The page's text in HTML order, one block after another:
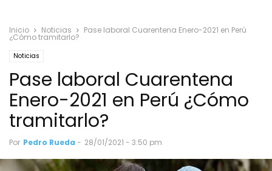
Inicio Noticias Pase laboral Cuarentena Enero-2021 en Perú
¿Cómo tramitarlo?
Noticias
Pase laboral Cuarentena
Enero-2021 en Perú ¿Cómo
tramitarlo?
Por Pedro Rueda - 28/01/2021 - 3:50 pm